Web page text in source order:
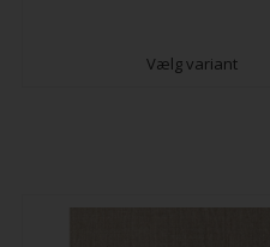
Vælg variant